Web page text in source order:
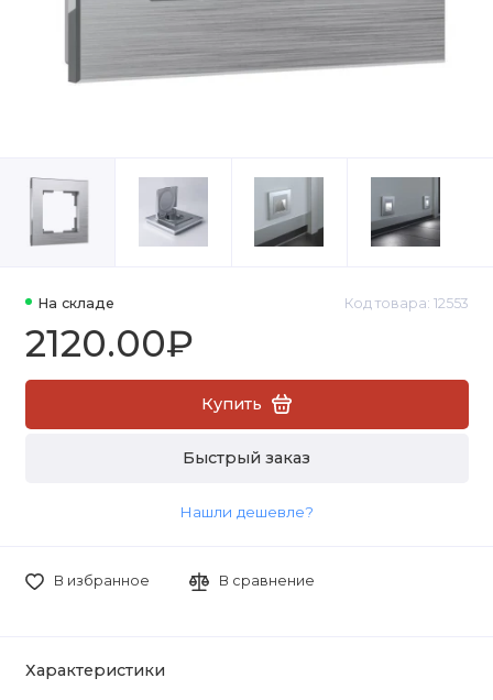
На складе Код товара: 12553
2120.00₽
Купить
Быстрый заказ
Нашли дешевле?
В избранное В сравнение
Характеристики